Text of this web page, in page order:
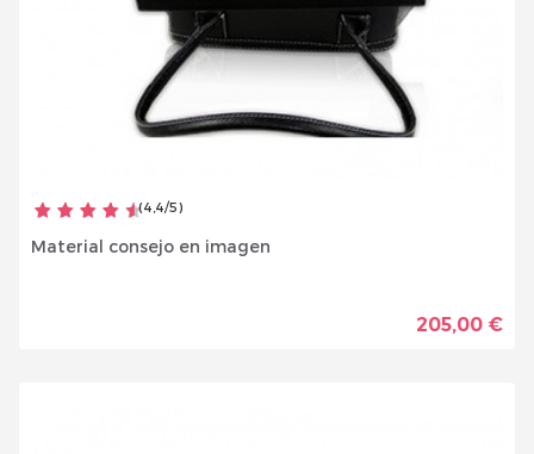
(4,4/5)
Material consejo en imagen
205,00 €